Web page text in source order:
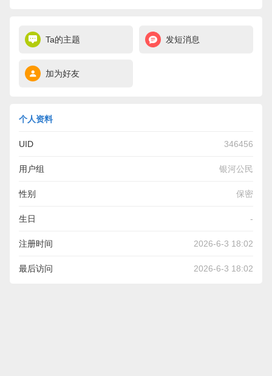
Ta的主题 发短消息
加为好友
个人资料
UID 346456
用户组 银河公民
性别 保密
生日 -
注册时间 2026-6-3 18:02
最后访问 2026-6-3 18:02